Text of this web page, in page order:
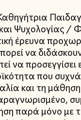
Ψυχολογίας /
έρευνα
να
να προσεγγίσει
που συχνά
και τη
παρά μόνο με